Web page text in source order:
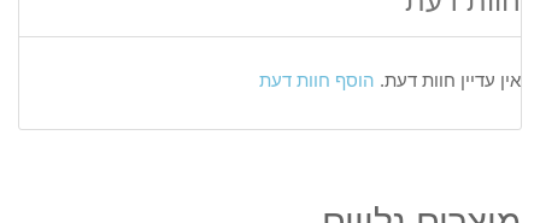
אין עדיין חוות דעת. הוסף חוות דעת